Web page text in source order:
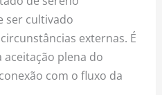
ser cultivado
externas. É
plena do
com o fluxo da